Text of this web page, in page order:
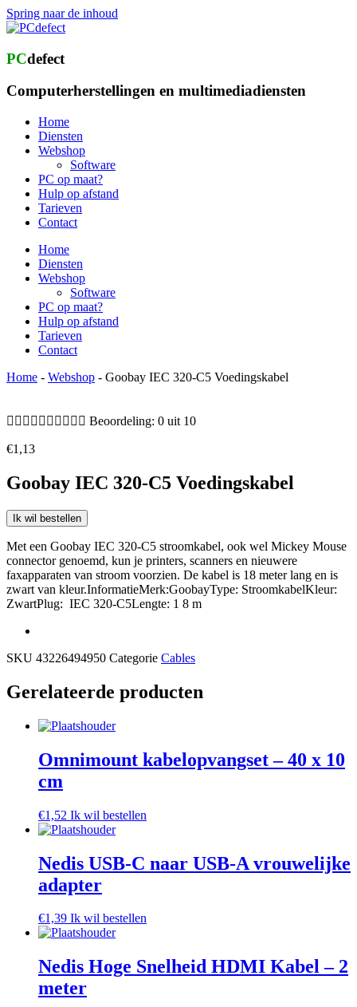
Spring naar de inhoud
PCdefect
Computerherstellingen en multimediadiensten
Home
Diensten
Webshop
Software
PC op maat?
Hulp op afstand
Tarieven
Contact
Home
Diensten
Webshop
Software
PC op maat?
Hulp op afstand
Tarieven
Contact
Home - Webshop - Goobay IEC 320-C5 Voedingskabel
          Beoordeling: 0 uit 10
€1,13
Goobay IEC 320-C5 Voedingskabel
Ik wil bestellen
Met een Goobay IEC 320-C5 stroomkabel, ook wel Mickey Mouse
connector genoemd, kun je printers, scanners en nieuwere
faxapparaten van stroom voorzien. De kabel is 18 meter lang en is
zwart van kleur.InformatieMerk:GoobayType: StroomkabelKleur:
ZwartPlug: IEC 320-C5Lengte: 1 8 m
SKU 43226494950 Categorie Cables
Gerelateerde producten
Omnimount kabelopvangset – 40 x 10
cm
€1,52 Ik wil bestellen
Nedis USB-C naar USB-A vrouwelijke
adapter
€1,39 Ik wil bestellen
Nedis Hoge Snelheid HDMI Kabel – 2
meter